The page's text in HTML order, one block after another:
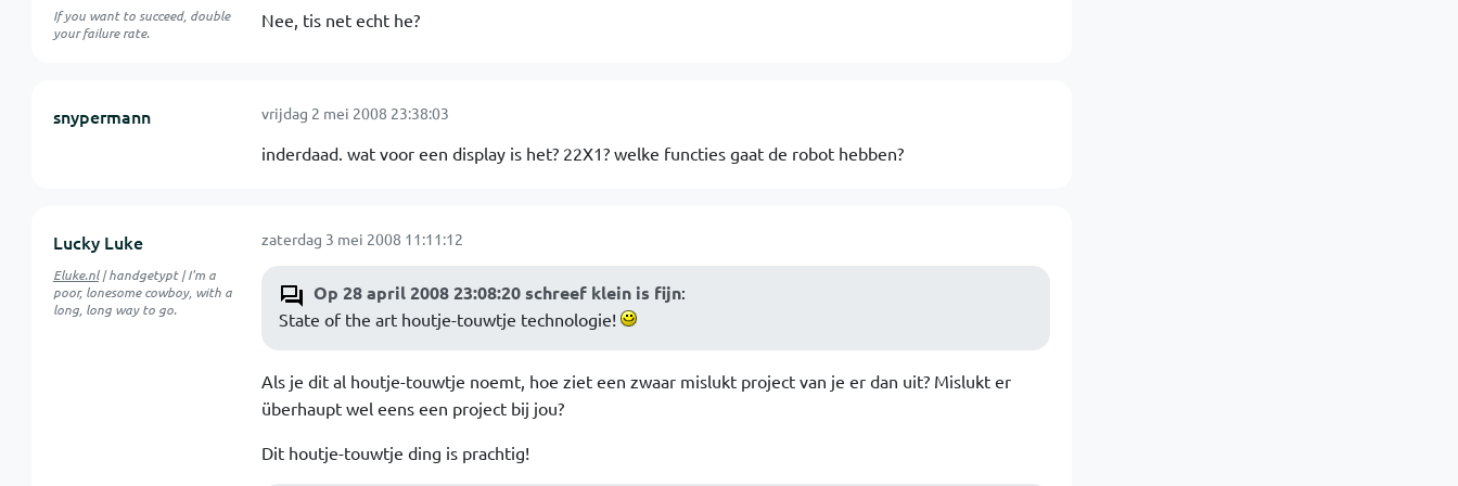
If you want to succeed, double
your failure rate.
Nee, tis net echt he?
snypermann vrijdag 2 mei 2008 23:38:03
inderdaad. wat voor een display is het? 22X1? welke functies gaat de robot hebben?
Lucky Luke
Eluke.nl| handgetypt | I'm a
poor, lonesome cowboy, with a
long, long way to go.
zaterdag 3 mei 2008 11:11:12
Op 28 april 2008 23:08:20 schreef klein is fijn:
State of the art houtje-touwtje technologie!
Als je dit al houtje-touwtje noemt, hoe ziet een zwaar mislukt project van je er dan uit? Mislukt er
überhaupt wel eens een project bij jou?
Dit houtje-touwtje ding is prachtig!